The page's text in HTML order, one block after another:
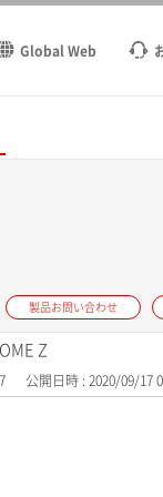
Global Web
製品お問い合わせ
Z
公開日時 : 2020/09/17